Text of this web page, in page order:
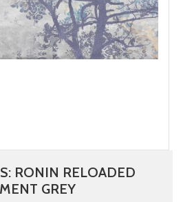
RONIN RELOADED
GREY